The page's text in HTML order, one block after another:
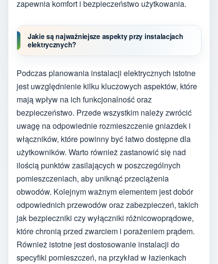
zapewnia komfort i bezpieczeństwo użytkowania.
Jakie są najważniejsze aspekty przy instalacjach
elektrycznych?
Podczas planowania instalacji elektrycznych istotne
jest uwzględnienie kilku kluczowych aspektów, które
mają wpływ na ich funkcjonalność oraz
bezpieczeństwo. Przede wszystkim należy zwrócić
uwagę na odpowiednie rozmieszczenie gniazdek i
włączników, które powinny być łatwo dostępne dla
użytkowników. Warto również zastanowić się nad
ilością punktów zasilających w poszczególnych
pomieszczeniach, aby uniknąć przeciążenia
obwodów. Kolejnym ważnym elementem jest dobór
odpowiednich przewodów oraz zabezpieczeń, takich
jak bezpieczniki czy wyłączniki różnicowoprądowe,
które chronią przed zwarciem i porażeniem prądem.
Również istotne jest dostosowanie instalacji do
specyfiki pomieszczeń, na przykład w łazienkach